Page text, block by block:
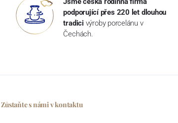
podporující přes 220 let dlouhou
tradici výroby porcelánu v
Čechách.
Zůstaňte s námi v kontaktu